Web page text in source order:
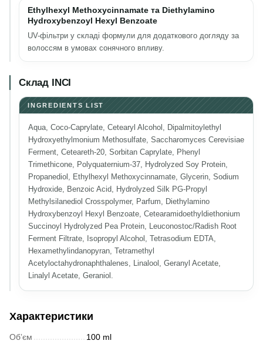
Ethylhexyl Methoxycinnamate та Diethylamino
Hydroxybenzoyl Hexyl Benzoate
UV-фільтри у складі формули для додаткового догляду за
волоссям в умовах сонячного впливу.
Склад INCI
INGREDIENTS LIST
Aqua, Coco-Caprylate, Cetearyl Alcohol, Dipalmitoylethyl
Hydroxyethylmonium Methosulfate, Saccharomyces Cerevisiae
Ferment, Ceteareth-20, Sorbitan Caprylate, Phenyl
Trimethicone, Polyquaternium-37, Hydrolyzed Soy Protein,
Propanediol, Ethylhexyl Methoxycinnamate, Glycerin, Sodium
Hydroxide, Benzoic Acid, Hydrolyzed Silk PG-Propyl
Methylsilanediol Crosspolymer, Parfum, Diethylamino
Hydroxybenzoyl Hexyl Benzoate, Cetearamidoethyldiethonium
Succinoyl Hydrolyzed Pea Protein, Leuconostoc/Radish Root
Ferment Filtrate, Isopropyl Alcohol, Tetrasodium EDTA,
Hexamethylindanopyran, Tetramethyl
Acetyloctahydronaphthalenes, Linalool, Geranyl Acetate,
Linalyl Acetate, Geraniol.
Характеристики
Обʼєм 100 ml